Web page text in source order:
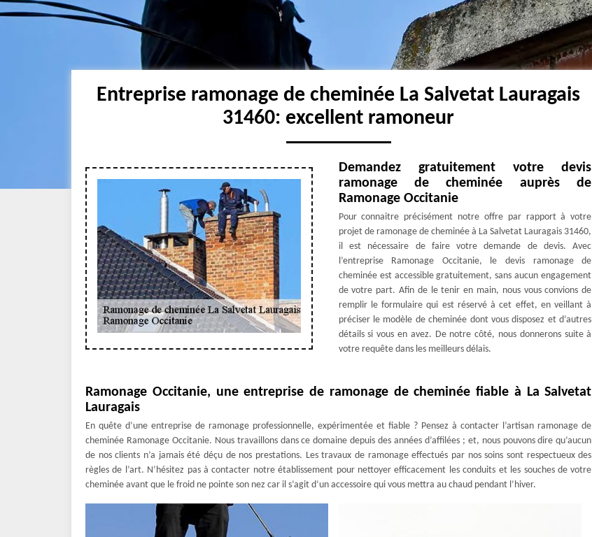
Entreprise ramonage de cheminée La Salvetat Lauragais
31460: excellent ramoneur
Demandez gratuitement votre devis
ramonage de cheminée auprès de
Ramonage Occitanie
Pour connaitre précisément notre offre par rapport à votre
projet de ramonage de cheminée à La Salvetat Lauragais 31460,
il est nécessaire de faire votre demande de devis. Avec
l’entreprise Ramonage Occitanie, le devis ramonage de
cheminée est accessible gratuitement, sans aucun engagement
de votre part. Afin de le tenir en main, nous vous convions de
remplir le formulaire qui est réservé à cet effet, en veillant à
préciser le modèle de cheminée dont vous disposez et d’autres
détails si vous en avez. De notre côté, nous donnerons suite à
votre requête dans les meilleurs délais.
Ramonage Occitanie, une entreprise de ramonage de cheminée fiable à La Salvetat
Lauragais
En quête d’une entreprise de ramonage professionnelle, expérimentée et fiable ? Pensez à contacter l’artisan ramonage de
cheminée Ramonage Occitanie. Nous travaillons dans ce domaine depuis des années d’affilées ; et, nous pouvons dire qu’aucun
de nos clients n’a jamais été déçu de nos prestations. Les travaux de ramonage effectués par nos soins sont respectueux des
règles de l’art. N’hésitez pas à contacter notre établissement pour nettoyer efficacement les conduits et les souches de votre
cheminée avant que le froid ne pointe son nez car il s’agit d’un accessoire qui vous mettra au chaud pendant l’hiver.